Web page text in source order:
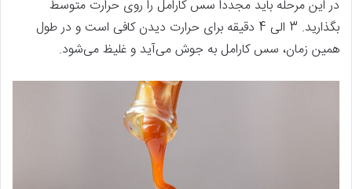
در این مرحله باید مجددا سس کارامل را روی حرارت متوسط
بگذارید. 3 الی 4 دقیقه برای حرارت دیدن کافی است و در طول
همین زمان، سس کارامل به جوش می‌آید و غلیظ می‌شود.